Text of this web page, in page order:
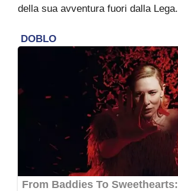
della sua avventura fuori dalla Lega.